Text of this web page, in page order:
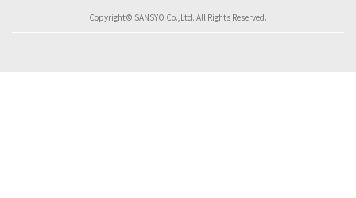
Copyright© SANSYO Co.,Ltd. All Rights Reserved.